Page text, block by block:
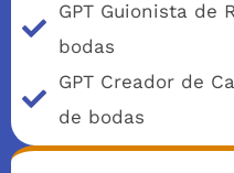
GPT Guionista de
bodas
GPT Creador de
de bodas